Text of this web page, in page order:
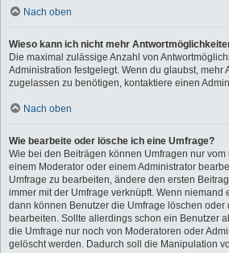
Nach oben
Wieso kann ich nicht mehr
Die maximal zulässige Anzahl von
Administration festgelegt. Wenn du glaubst, mehr
zugelassen zu benötigen, kontaktiere einen
Nach oben
Wie bearbeite oder lösche ich eine Umfrage?
Wie bei den Beiträgen können Umfragen nur
einem Moderator oder einem Administrator
Umfrage zu bearbeiten, ändere den ersten
immer mit der Umfrage verknüpft. Wenn niemand
dann können Benutzer die Umfrage löschen oder
bearbeiten. Sollte allerdings schon ein Benutzer
die Umfrage nur noch von Moderatoren oder
gelöscht werden. Dadurch soll die Manipulation